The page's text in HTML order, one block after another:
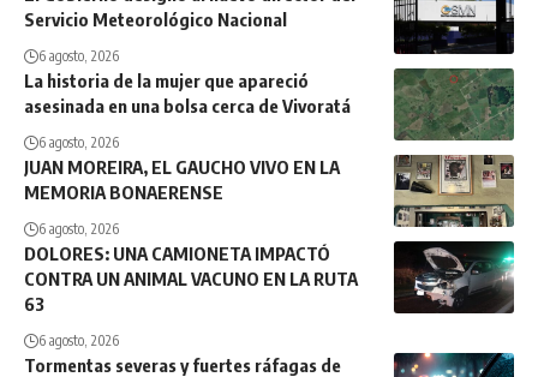
Servicio Meteorológico Nacional
6 agosto, 2026
La historia de la mujer que apareció
asesinada en una bolsa cerca de Vivoratá
6 agosto, 2026
JUAN MOREIRA, EL GAUCHO VIVO EN LA
MEMORIA BONAERENSE
6 agosto, 2026
DOLORES: UNA CAMIONETA IMPACTÓ
CONTRA UN ANIMAL VACUNO EN LA RUTA
63
6 agosto, 2026
Tormentas severas y fuertes ráfagas de